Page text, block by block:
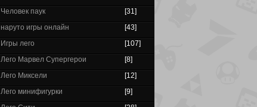
Человек паук
[31]
наруто игры онлайн
[43]
Игры лего
[107]
Лего Марвел Супергерои
[8]
Лего Миксели
[12]
Лего минифигурки
[9]